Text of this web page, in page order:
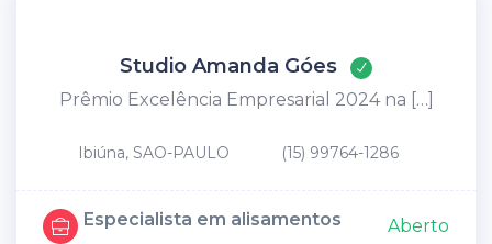
Studio Amanda Góes
Prêmio Excelência Empresarial 2024 na […]
Ibiúna, SAO-PAULO (15) 99764-1286
Especialista em alisamentos Aberto